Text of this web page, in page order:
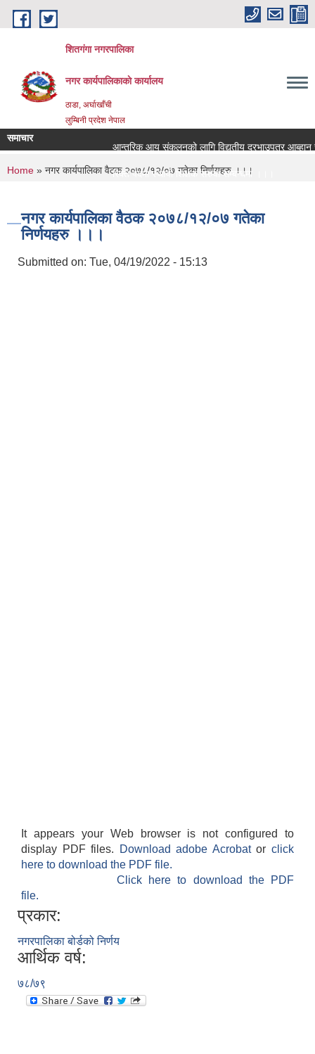
Skip to main content
शितगंगा नगरपालिका
नगर कार्यपालिकाकाे कार्यालय
ठाडा, अर्घाखाँची
लुम्बिनी प्रदेश नेपाल
समाचार
आन्तरिक आय संकलनको लागि विद्युतीय दरभाउपत्र आब्हान
रिक्त पदमा स्थायी शिक्षक सरुवा सम्बन्धमा ।।।
You are here
Home » नगर कार्यपालिका वैठक २०७८/१२/०७ गतेका निर्णयहरु ।।।
नगर कार्यपालिका वैठक २०७८/१२/०७ गतेका
निर्णयहरु ।।।
Submitted on: Tue, 04/19/2022 - 15:13
It appears your Web browser is not configured to
display PDF files.
Download adobe Acrobatorclick
here to download the PDF file.
Click here to download the PDF
file.
प्रकार:
नगरपालिका बोर्डको निर्णय
आर्थिक वर्ष:
७८/७९